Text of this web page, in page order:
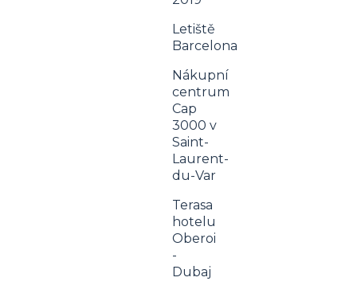
Letiště
Barcelona
Nákupní
centrum
Cap
3000 v
Saint-
Laurent-
du-Var
Terasa
hotelu
Oberoi
-
Dubaj